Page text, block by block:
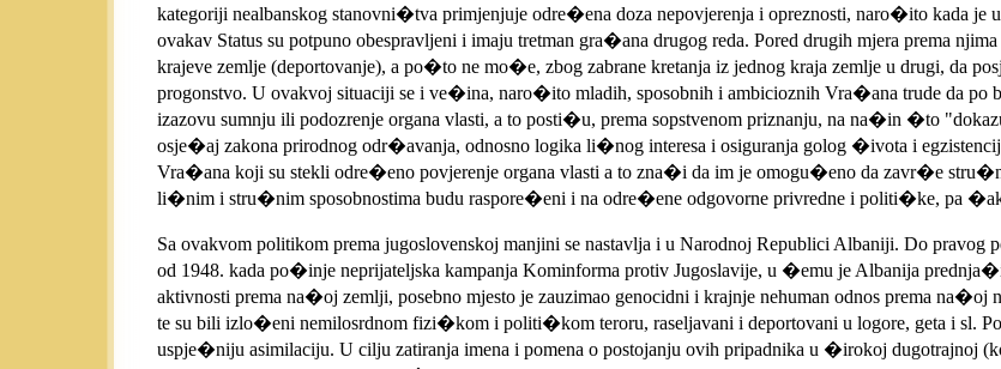
kategoriji nealbanskog stanovni�tva primjenjuje odre�ena doza nepovjerenja i opreznosti, naro�ito kada
ovakav Status su potpuno obespravljeni i imaju tretman gra�ana drugog reda. Pored drugih mjera prema
krajeve zemlje (deportovanje), a po�to ne mo�e, zbog zabrane kretanja iz jednog kraja zemlje u drugi, da
progonstvo. U ovakvoj situaciji se i ve�ina, naro�ito mladih, sposobnih i ambicioznih Vra�ana trude da
izazovu sumnju ili podozrenje organa vlasti, a to posti�u, prema sopstvenom priznanju, na na�in �to
osje�aj zakona prirodnog odr�avanja, odnosno logika li�nog interesa i osiguranja golog �ivota i
Vra�ana koji su stekli odre�eno povjerenje organa vlasti a to zna�i da im je omogu�eno da zavr�e
li�nim i stru�nim sposobnostima budu raspore�eni i na odre�ene odgovorne privredne i politi�ke, pa
Sa ovakvom politikom prema jugoslovenskoj manjini se nastavlja i u Narodnoj Republici Albaniji. Do
od 1948. kada po�inje neprijateljska kampanja Kominforma protiv Jugoslavije, u �emu je Albanija
aktivnosti prema na�oj zemlji, posebno mjesto je zauzimao genocidni i krajnje nehuman odnos prema
te su bili izlo�eni nemilosrdnom fizi�kom i politi�kom teroru, raseljavani i deportovani u logore, geta i sl.
uspje�niju asimilaciju. U cilju zatiranja imena i pomena o postojanju ovih pripadnika u �irokoj dugotrajnoj